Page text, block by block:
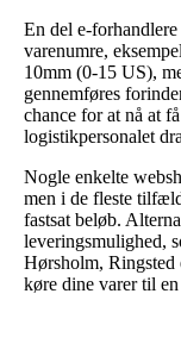
En del e-
varenumre,
10mm (0-15 US),
gennemføres
chance for at nå at
logistikpersonalet
Nogle enkelte
men i de fleste
fastsat beløb.
leveringsmulighed,
Hørsholm, Ringsted
køre dine varer til